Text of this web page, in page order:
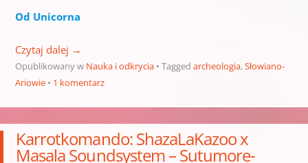
Od Unicorna
Czytaj dalej →
Opublikowany w Nauka i odkrycia Tagged archeologia,Słowiano-
Ariowie
1 komentarz
Karrotkomando: ShazaLaKazoo x
Masala Soundsystem – Sutumore-